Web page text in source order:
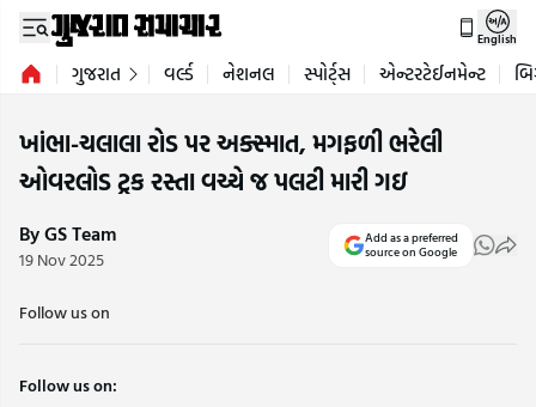
English
ગુજરાત વર્લ્ડ નેશનલ સ્પોર્ટ્સ એન્ટરટેઈનમેન્ટ
ખાંભા-ચલાલા રોડ પર અક્સ્માત, મગફળી ભરેલી
ઓવરલોડ ટ્રક રસ્તા વચ્ચે જ પલટી મારી ગઇ
By GS Team
19 Nov 2025
Add as a preferred
source on Google
Follow us on
Follow us on: